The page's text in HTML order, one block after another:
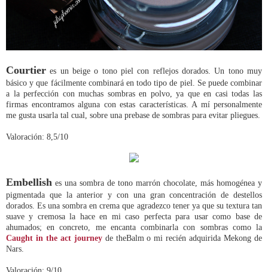
Courtier es un beige o tono piel con reflejos dorados. Un tono muy
básico y que fácilmente combinará en todo tipo de piel. Se puede combinar
a la perfección con muchas sombras en polvo, ya que en casi todas las
firmas encontramos alguna con estas características. A mí personalmente
me gusta usarla tal cual, sobre una prebase de sombras para evitar pliegues.
Valoración: 8,5/10
Embellish es una sombra de tono marrón chocolate, más homogénea y
pigmentada que la anterior y con una gran concentración de destellos
dorados. Es una sombra en crema que agradezco tener ya que su textura tan
suave y cremosa la hace en mi caso perfecta para usar como base de
ahumados; en concreto, me encanta combinarla con sombras como la
Caught in the act journeyde theBalm o mi recién adquirida Mekong de
Nars.
Valoración: 9/10